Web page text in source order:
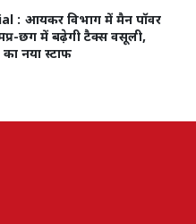
: आयकर विभाग में मैन पॉवर
छग में बढ़ेगी टैक्स वसूली,
नया स्टाफ